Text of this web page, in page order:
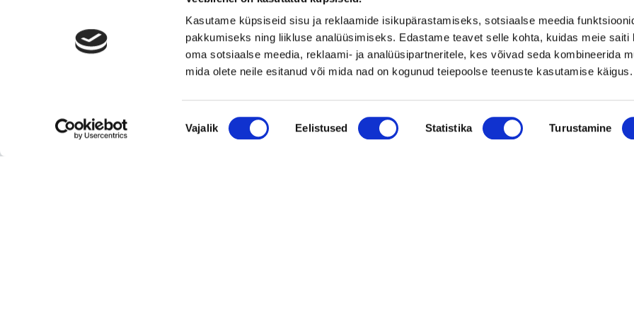
Kasutame küpsiseid sisu ja reklaamide isikupärastamiseks, sotsiaalse meedia
pakkumiseks ning liikluse analüüsimiseks. Edastame teavet selle kohta, kuidas meie saiti
oma sotsiaalse meedia, reklaami- ja analüüsipartneritele, kes võivad seda kombineerida
mida olete neile esitanud või mida nad on kogunud teiepoolse teenuste kasutamise käigus.
Nõusoleku
valik
Vajalik Eelistused Statistika Turustamine
Eesti moebränd, mis pakub kvaliteetseid ja
ainulaadseid naisterõivaid.
Tugeva turupositsiooniga 3D printimise ja
tekstiilkompensaatorite projekteerija ja tootja.
Vaata kõiki